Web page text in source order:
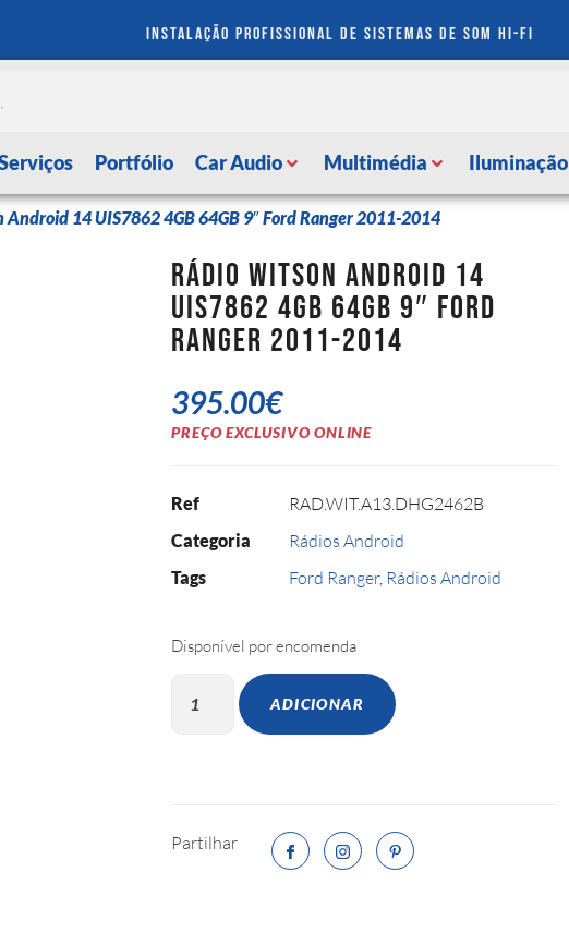
instalação profissional de sistemas de som hi-fi
Portfólio Car Audio Multimédia Iluminação
Android 14 UIS7862 4GB 64GB 9″ Ford Ranger 2011-2014
Rádio Witson Android 14
UIS7862 4GB 64GB 9″ Ford
Ranger 2011-2014
395.00€
PREÇO EXCLUSIVO ONLINE
Ref RAD.WIT.A13.DHG2462B
Categoria Rádios Android
Tags Ford Ranger, Rádios Android
Disponível por encomenda
ADICIONAR
Partilhar